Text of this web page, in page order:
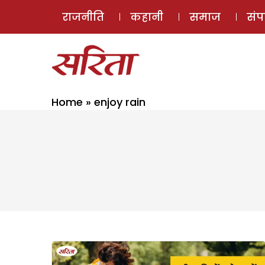
राजनीति कहानी समाज
Home » enjoy rain